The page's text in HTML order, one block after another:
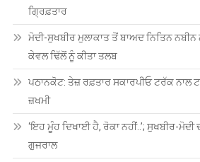
ਗ੍ਰਿਫ਼ਤਾਰ
ਮੋਦੀ-ਸੁਖਬੀਰ ਮੁਲਾਕਾਤ ਤੋਂ ਬਾਅਦ ਨਿਤਿਨ ਨਬੀਨ
ਕੇਵਲ ਢਿੱਲੋਂ ਨੂੰ ਕੀਤਾ ਤਲਬ
ਪਠਾਨਕੋਟ: ਤੇਜ਼ ਰਫ਼ਤਾਰ ਸਕਾਰਪੀਓ ਟਰੱਕ ਨਾਲ
ਜ਼ਖਮੀ
‘ਇਹ ਮੂੰਹ ਦਿਖਾਈ ਹੈ, ਰੋਕਾ ਨਹੀਂ..’; ਸੁਖਬੀਰ-ਮੋਦੀ
ਗੁਜਰਾਲ